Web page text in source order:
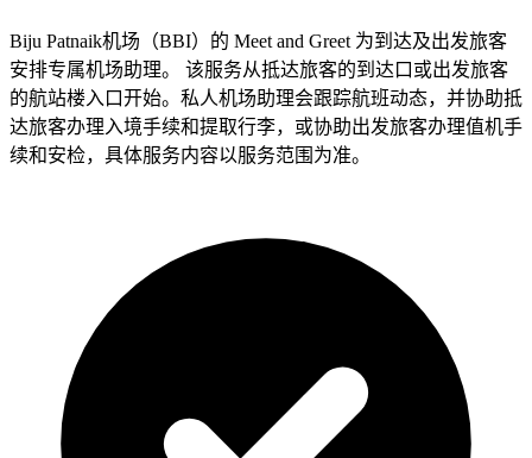
Biju Patnaik机场（BBI）的 Meet and Greet 为到达及出发旅客
安排专属机场助理。 该服务从抵达旅客的到达口或出发旅客
的航站楼入口开始。私人机场助理会跟踪航班动态，并协助抵
达旅客办理入境手续和提取行李，或协助出发旅客办理值机手
续和安检，具体服务内容以服务范围为准。